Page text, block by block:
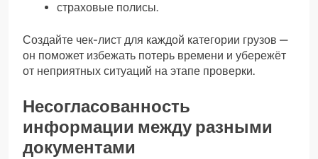
страховые полисы.
Создайте чек-лист для каждой категории грузов —
он поможет избежать потерь времени и убережёт
от неприятных ситуаций на этапе проверки.
Несогласованность
информации между разными
документами